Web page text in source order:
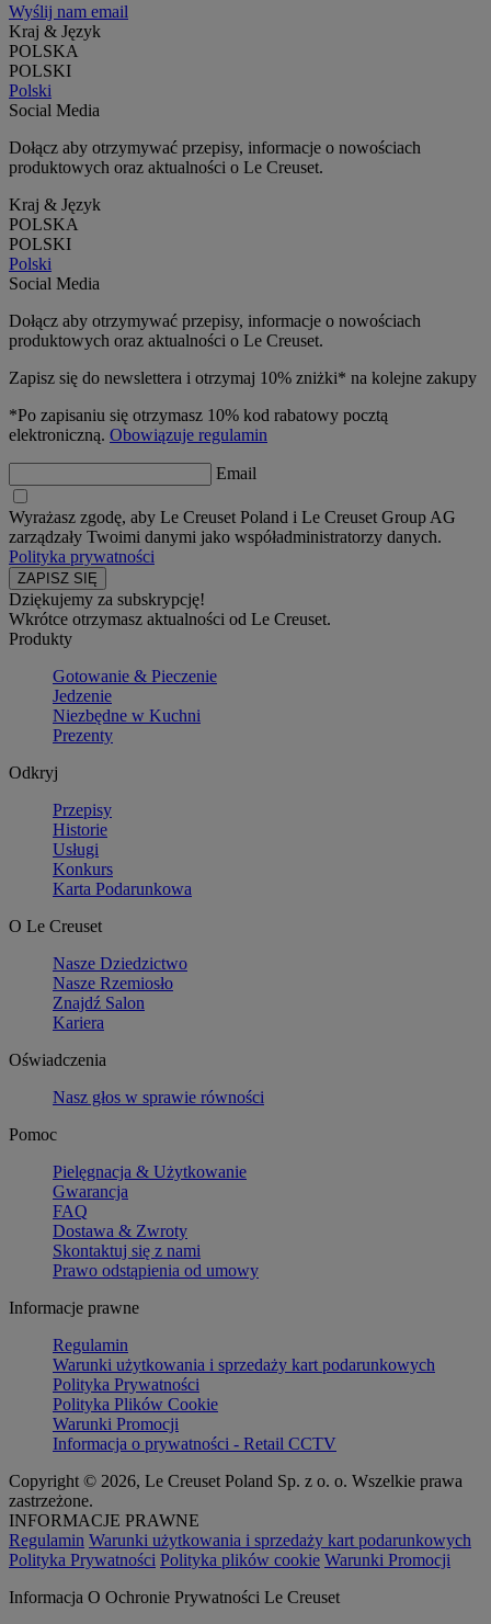
Wyślij nam email
Kraj & Język
POLSKA
POLSKI
Polski
Social Media
Dołącz aby otrzymywać przepisy, informacje o nowościach
produktowych oraz aktualności o Le Creuset.
Kraj & Język
POLSKA
POLSKI
Polski
Social Media
Dołącz aby otrzymywać przepisy, informacje o nowościach
produktowych oraz aktualności o Le Creuset.
Zapisz się do newslettera i otrzymaj 10% zniżki* na kolejne zakupy
*Po zapisaniu się otrzymasz 10% kod rabatowy pocztą
elektroniczną. Obowiązuje regulamin
Email
Wyrażasz zgodę, aby Le Creuset Poland i Le Creuset Group AG
zarządzały Twoimi danymi jako współadministratorzy danych.
Polityka prywatności
Dziękujemy za subskrypcję!
Wkrótce otrzymasz aktualności od Le Creuset.
Produkty
Gotowanie & Pieczenie
Jedzenie
Niezbędne w Kuchni
Prezenty
Odkryj
Przepisy
Historie
Usługi
Konkurs
Karta Podarunkowa
O Le Creuset
Nasze Dziedzictwo
Nasze Rzemiosło
Znajdź Salon
Kariera
Oświadczenia
Nasz głos w sprawie równości
Pomoc
Pielęgnacja & Użytkowanie
Gwarancja
FAQ
Dostawa & Zwroty
Skontaktuj się z nami
Prawo odstąpienia od umowy
Informacje prawne
Regulamin
Warunki użytkowania i sprzedaży kart podarunkowych
Polityka Prywatności
Polityka Plików Cookie
Warunki Promocji
Informacja o prywatności - Retail CCTV
Copyright © 2026, Le Creuset Poland Sp. z o. o. Wszelkie prawa
zastrzeżone.
INFORMACJE PRAWNE
Regulamin Warunki użytkowania i sprzedaży kart podarunkowych
Polityka Prywatności Polityka plików cookie Warunki Promocji
Informacja O Ochronie Prywatności Le Creuset